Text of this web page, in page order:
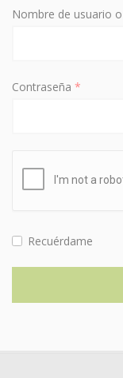
Nombre de usuario
Contraseña *
Recuérdame